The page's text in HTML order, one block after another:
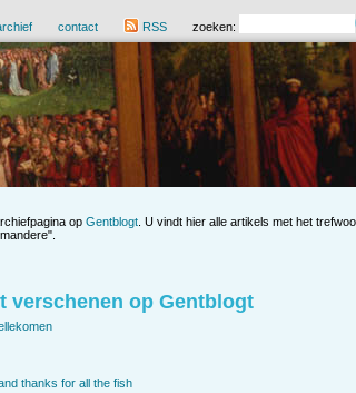
contact RSS zoeken:
op Gentblogt . U vindt hier alle artikels met het
verschenen op Gentblogt
thanks for all the fish